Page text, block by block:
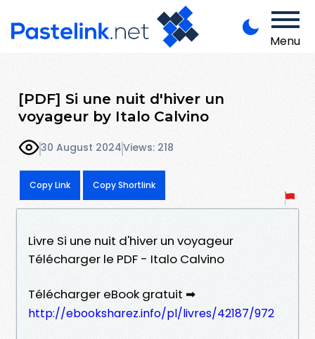
Menu
[PDF] Si une nuit d'hiver un
voyageur by Italo Calvino
30 August 2024Views: 218
Copy Link Copy Shortlink
Livre Si une nuit d'hiver un voyageur
Télécharger le PDF - Italo Calvino
Télécharger eBook gratuit ➡
http://ebooksharez.info/pl/livres/42187/972